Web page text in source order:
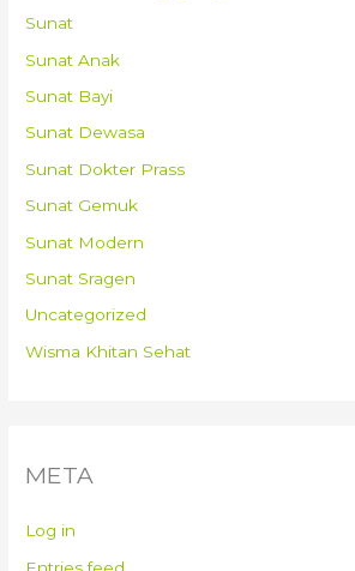
Sunat
Sunat Anak
Sunat Bayi
Sunat Dewasa
Sunat Dokter Prass
Sunat Gemuk
Sunat Modern
Sunat Sragen
Uncategorized
Wisma Khitan Sehat
META
Log in
Entries feed